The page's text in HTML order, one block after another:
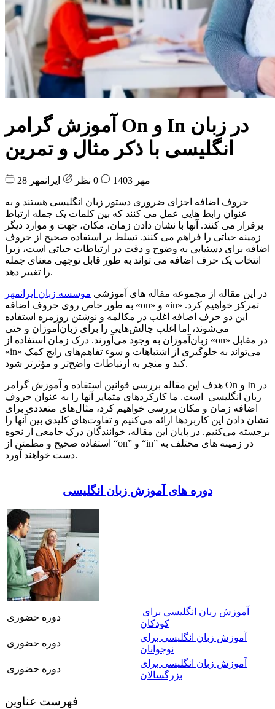
آموزش گرامر On و In در زبان
انگلیسی با ذکر مثال و تمرین
28 مهر 1403 ایرانمهر
حروف اضافه اجزای ضروری دستور زبان انگلیسی هستند و به
عنوان رابط هایی عمل می کنند که بین کلمات یک جمله ارتباط
برقرار می کنند. آنها با نشان دادن زمان، مکان، جهت و موارد دیگر
زمینه حیاتی را فراهم می کنند. تسلط بر استفاده صحیح از حروف
اضافه برای دستیابی به وضوح و دقت در ارتباطات حیاتی است، زیرا
انتخاب یک حرف اضافه می تواند به طور قابل توجهی معنای جمله
را تغییر دهد.
در این مقاله از مجموعه مقاله های آموزشی موسسه زبان ایرانمهر
به طور خاص روی حروف اضافه «on» و «in» تمرکز خواهیم کرد.
این دو حرف اضافه اغلب در مکالمه و نوشتن روزمره استفاده
می‌شوند، اما اغلب چالش‌هایی را برای زبان‌آموزان و حتی
زبان‌آموزان به وجود می‌آورند. درک زمان استفاده از «on» در مقابل
«in» می‌تواند به جلوگیری از اشتباهات و سوء تفاهم‌های رایج کمک
کند و منجر به ارتباطات واضح‌تر و مؤثرتر شود.
هدف این مقاله بررسی قوانین استفاده و آموزش گرامر On و In در
زبان انگلیسی است. ما کارکردهای متمایز آنها را به عنوان حروف
اضافه زمان و مکان بررسی خواهیم کرد، مثال‌های متعددی برای
نشان دادن این کاربردها ارائه می‌کنیم و تفاوت‌های کلیدی بین آنها را
برجسته می‌کنیم. در پایان این مقاله، خوانندگان درک جامعی از نحوه
استفاده صحیح و مطمئن از “on” و “in” در زمینه های مختلف به
دست خواهند آورد.
دوره های آموزش زبان انگلیسی
دوره حضوری
آموزش زبان انگلیسی برای
کودکان
دوره حضوری
آموزش زبان انگلیسی برای
نوجوانان
دوره حضوری
آموزش زبان انگلیسی برای
بزرگسالان
فهرست عناوین